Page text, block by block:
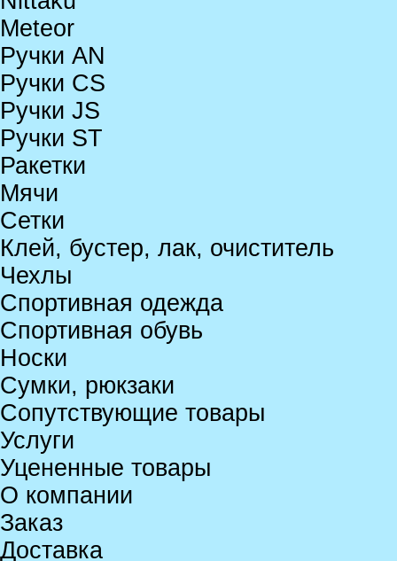
Meteor
Ручки AN
Ручки CS
Ручки JS
Ручки ST
Ракетки
Мячи
Сетки
Клей, бустер, лак, очиститель
Чехлы
Спортивная одежда
Спортивная обувь
Носки
Сумки, рюкзаки
Сопутствующие товары
Услуги
Уцененные товары
О компании
Заказ
Доставка